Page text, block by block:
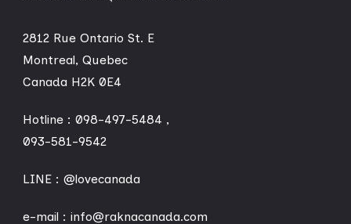
2812 Rue Ontario St. E
Montreal, Quebec
Canada H2K 0E4
Hotline : 098-497-5484 ,
093-581-9542
LINE : @lovecanada
e-mail : info@raknacanada.com